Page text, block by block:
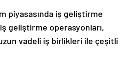
piyasasında iş geliştirme
geliştirme operasyonları,
vadeli iş birlikleri ile çeşitli